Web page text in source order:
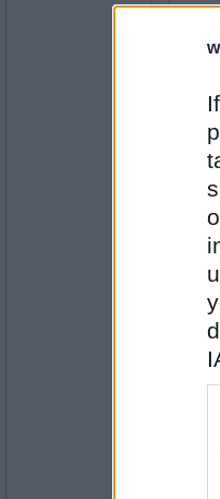
Antal
Antal
en dum
Antal